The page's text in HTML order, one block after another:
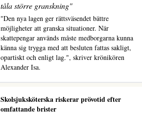
tåla större granskning"
"Den nya lagen ger rättsväsendet bättre
möjligheter att granska situationer. När
skattepengar används måste medborgarna kunna
känna sig trygga med att besluten fattas sakligt,
opartiskt och enligt lag.", skriver krönikören
Alexander Isa.
Skolsjuksköterska riskerar prövotid efter
omfattande brister